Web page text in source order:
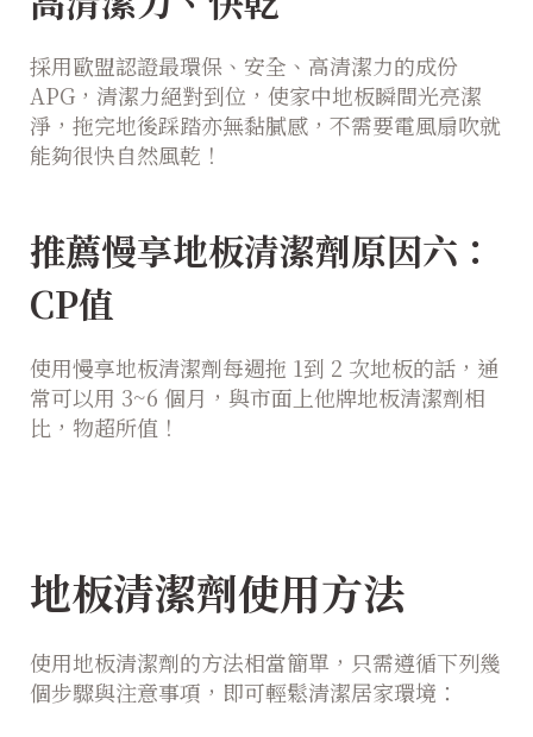
採用歐盟認證最環保、安全、高清潔力的成份
APG，清潔力絕對到位，使家中地板瞬間光亮潔
淨，拖完地後踩踏亦無黏膩感，不需要電風扇吹就
能夠很快自然風乾！
推薦慢享地板清潔劑原因六：
CP值
使用慢享地板清潔劑每週拖 1到 2 次地板的話，通
常可以用 3~6 個月，與市面上他牌地板清潔劑相
比，物超所值！
地板清潔劑使用方法
使用地板清潔劑的方法相當簡單，只需遵循下列幾
個步驟與注意事項，即可輕鬆清潔居家環境：